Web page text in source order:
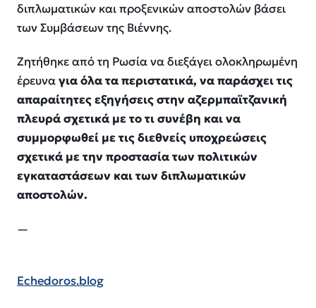
διπλωματικών και προξενικών αποστολών βάσει
των Συμβάσεων της Βιέννης.
Ζητήθηκε από τη Ρωσία να διεξάγει ολοκληρωμένη
έρευναγια όλα τα περιστατικά, να παράσχει τις
απαραίτητες εξηγήσεις στην αζερμπαϊτζανική
πλευρά σχετικά με το τι συνέβη και να
συμμορφωθεί με τις διεθνείς υποχρεώσεις
σχετικά με την προστασία των πολιτικών
εγκαταστάσεων και των διπλωματικών
αποστολών.
—
Echedoros.blog